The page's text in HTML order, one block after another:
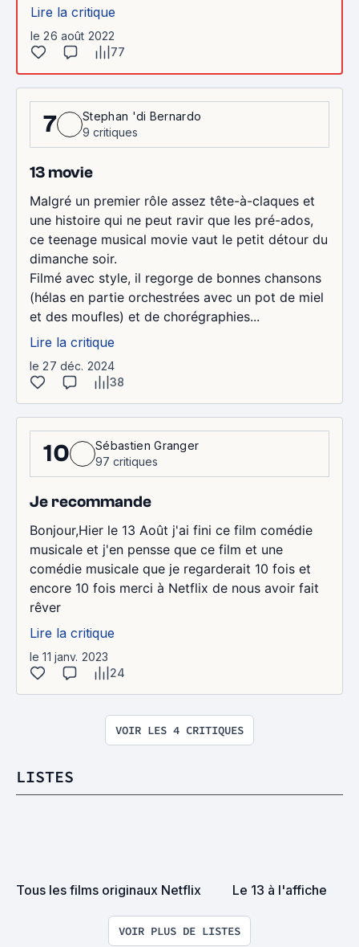
Lire la critique
le 26 août 2022
77
7
Stephan 'di Bernardo
9 critiques
13 movie
Malgré un premier rôle assez tête-à-claques et
une histoire qui ne peut ravir que les pré-ados,
ce teenage musical movie vaut le petit détour du
dimanche soir.
Filmé avec style, il regorge de bonnes chansons
(hélas en partie orchestrées avec un pot de miel
et des moufles) et de chorégraphies...
Lire la critique
le 27 déc. 2024
38
10
Sébastien Granger
97 critiques
Je recommande
Bonjour,Hier le 13 Août j'ai fini ce film comédie
musicale et j'en pensse que ce film et une
comédie musicale que je regarderait 10 fois et
encore 10 fois merci à Netflix de nous avoir fait
rêver
Lire la critique
le 11 janv. 2023
24
VOIR LES 4 CRITIQUES
LISTES
Tous les films originaux Netflix Le 13 à l'affiche
VOIR PLUS DE LISTES